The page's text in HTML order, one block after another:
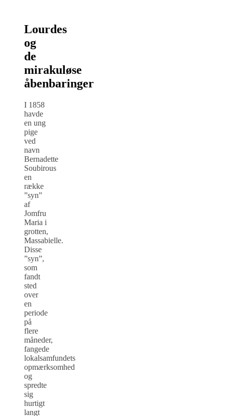
Lourdes
og
de
mirakuløse
åbenbaringer
I 1858
havde
en ung
pige
ved
navn
Bernadette
Soubirous
en
række
”syn”
af
Jomfru
Maria i
grotten,
Massabielle.
Disse
”syn”,
som
fandt
sted
over
en
periode
på
flere
måneder,
fangede
lokalsamfundets
opmærksomhed
og
spredte
sig
hurtigt
langt